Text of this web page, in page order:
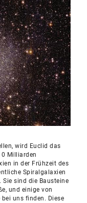
wird Euclid das
Milliarden
in der Frühzeit des
Spiralgalaxien
sind die Bausteine
und einige von
uns finden. Diese